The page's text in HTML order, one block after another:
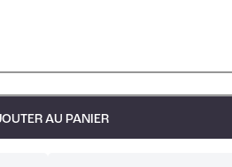
AU PANIER